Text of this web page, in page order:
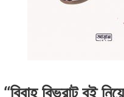
“বিবাহ বিভ্রাট বই